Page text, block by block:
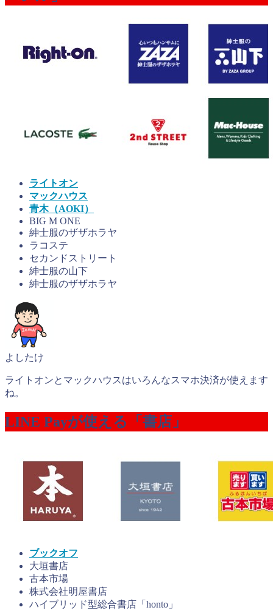
ライトオン
マックハウス
青木（AOKI）
BIG M ONE
紳士服のザザホラヤ
ラコステ
セカンドストリート
紳士服の山下
紳士服のザザホラヤ
よしたけ
ライトオンとマックハウスはいろんなスマホ決済が使えます
ね。
LINE Payが使える「書店」
ブックオフ
大垣書店
古本市場
株式会社明屋書店
ハイブリッド型総合書店「honto」